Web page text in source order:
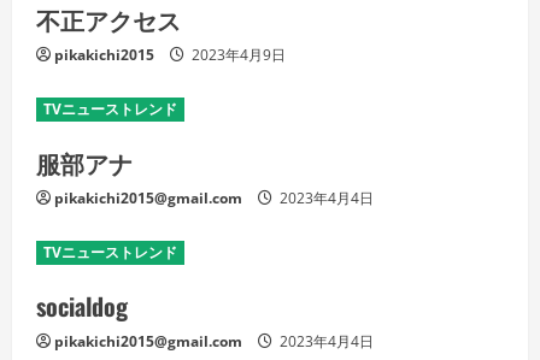
不正アクセス
pikakichi2015 2023年4月9日
TVニューストレンド
服部アナ
pikakichi2015@gmail.com 2023年4月4日
TVニューストレンド
socialdog
pikakichi2015@gmail.com 2023年4月4日